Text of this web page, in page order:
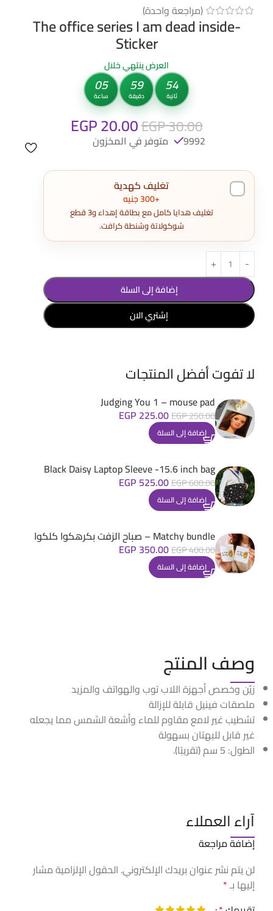
(مراجعة واحدة)
The office series I am dead inside-
Sticker
العرض ينتهي خلال
05
ساعة
59
دقيقة
53
ثانية
EGP30.00
EGP20.00
9992 متوفر في المخزون
تغليف كهدية
+300 جنيه
تغليف هدايا كامل مع بطاقة إهداء و3 قطع
شوكولاتة وشنطة كرافت.
إضافة إلى السلة
إشتري الان
لا تفوت أفضل المنتجات
Judging You 1 – mouse pad
EGP250.00
EGP 225.00
إضافة إلى السلة
Black Daisy Laptop Sleeve -15.6 inch bag
EGP600.00
EGP 525.00
إضافة إلى السلة
Matchy bundle – صباح الزفت بكرهكوا كلكوا
EGP400.00
EGP 350.00
إضافة إلى السلة
وصف المنتج
زيّن وخصص أجهزة اللاب توب والهواتف والمزيد
ملصقات فينيل قابلة للإزالة
تشطيب غير لامع مقاوم للماء وأشعة الشمس مما يجعله
غير قابل للبهتان بسهولة
الطول: 5 سم (تقريبًا).
آراء العملاء
إضافة مراجعة
لن يتم نشر عنوان بريدك الإلكتروني. الحقول الإلزامية مشار
إليها بـ*